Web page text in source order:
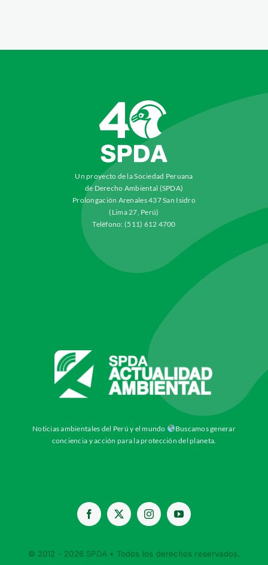
Un proyecto de la Sociedad Peruana
de Derecho Ambiental (SPDA)
Prolongación Arenales 437 San Isidro
(Lima 27, Perú)
Teléfono: (511) 612 4700
Noticias ambientales del Perú y el mundo
Buscamos generar
conciencia y acción para la protección del planeta.
© 2012 - 2026 SPDA • Todos los derechos reservados.